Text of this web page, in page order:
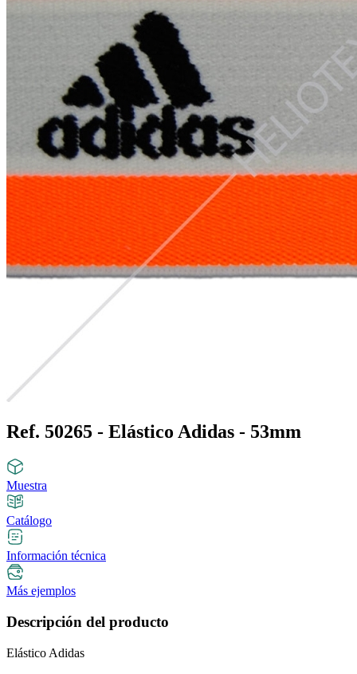
Ref. 50265 - Elástico Adidas - 53mm
Muestra
Catálogo
Información técnica
Más ejemplos
Descripción del producto
Elástico Adidas